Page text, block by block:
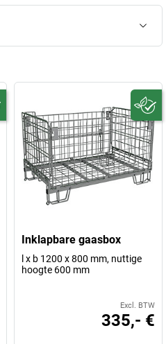
Inklapbare gaasbox
l x b 1200 x 800 mm, nuttige
hoogte 600 mm
Excl. BTW
335,- €